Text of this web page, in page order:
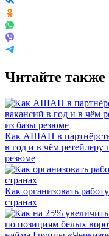
Читайте также
Как АШАН в
в год и в чём ретейлеру
резюме
Как организовать
странах